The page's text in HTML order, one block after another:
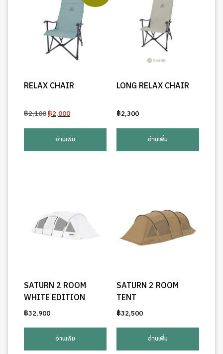
RELAX CHAIR
฿2,100Original
was:
฿2,100.
฿2,000Current
is:
฿2,000.
อ่านเพิ่ม
LONG RELAX CHAIR
฿2,300
อ่านเพิ่ม
SATURN 2 ROOM
WHITE EDITION
฿32,900
อ่านเพิ่ม
SATURN 2 ROOM
TENT
฿32,500
อ่านเพิ่ม